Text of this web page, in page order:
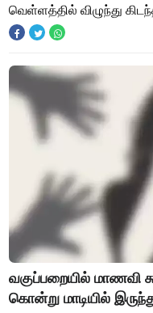
வெள்ளத்தில் விழுந்து
தூக்கிப்போட்டு கொலை
வகுப்பறையில் மாணவி
கொன்று மாடியில்